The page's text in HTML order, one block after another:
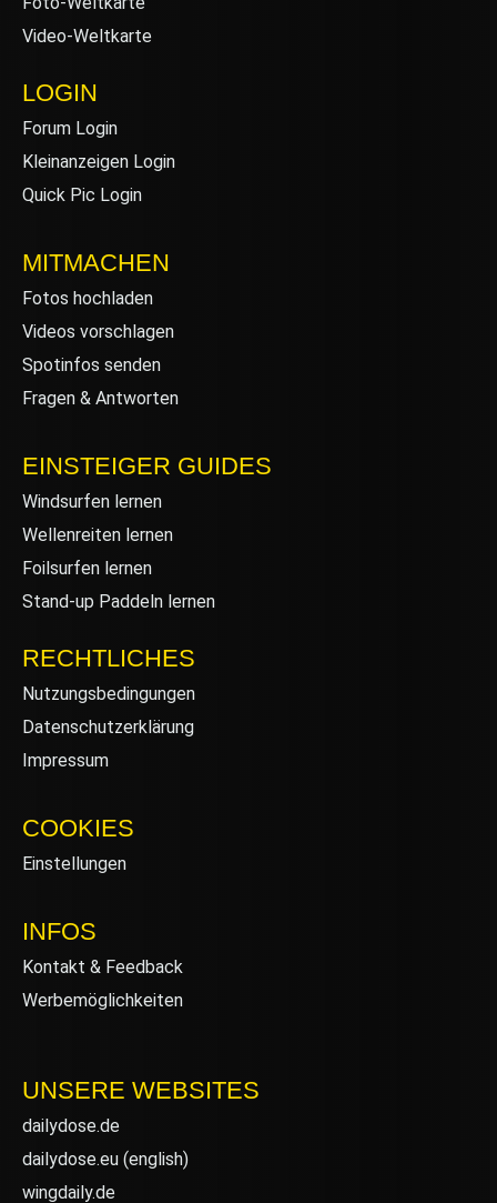
Video-Weltkarte
LOGIN
Forum Login
Kleinanzeigen Login
Quick Pic Login
MITMACHEN
Fotos hochladen
Videos vorschlagen
Spotinfos senden
Fragen & Antworten
EINSTEIGER GUIDES
Windsurfen lernen
Wellenreiten lernen
Foilsurfen lernen
Stand-up Paddeln lernen
RECHTLICHES
Nutzungsbedingungen
Datenschutzerklärung
Impressum
COOKIES
Einstellungen
INFOS
Kontakt & Feedback
Werbemöglichkeiten
UNSERE WEBSITES
dailydose.de
dailydose.eu (english)
wingdaily.de